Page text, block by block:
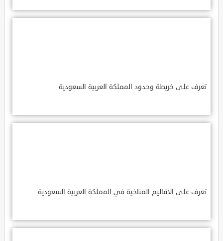
تعرف على خريطة وحدود المملكة العربية السعودية
تعرف على الاقاليم المناخية في المملكة العربية السعودية